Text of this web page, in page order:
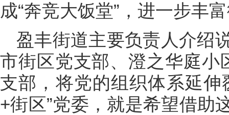
成“奔竞大饭堂”，进一步丰
盈丰街道主要负责人介绍
市街区党支部、澄之华庭小
支部，将党的组织体系延
+街区”党委，就是希望借助